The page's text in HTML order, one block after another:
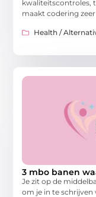
kwaliteitscontroles,
maakt codering zeer
Health /
3 mbo banen
Je zit op de
om je in te schrijven